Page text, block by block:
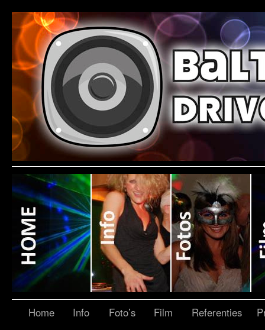
Home Info Foto’s Film Referenties